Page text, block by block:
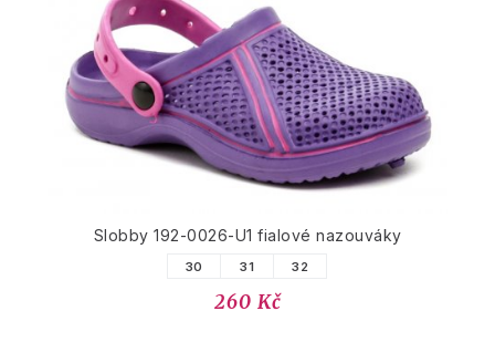
Slobby 192-0026-U1 fialové nazouváky
30 31 32
260 Kč